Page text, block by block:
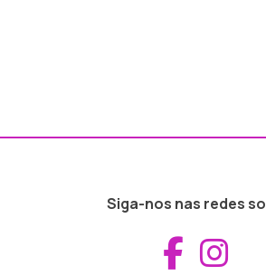
Siga-nos nas redes